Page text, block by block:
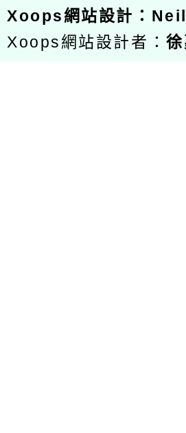
Xoops網站設計 ：
Xoops網站設計者：